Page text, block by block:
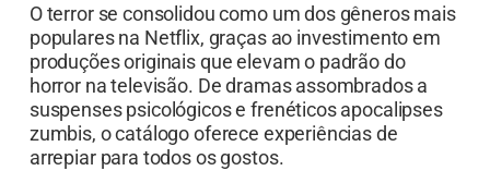
O terror se consolidou como um dos gêneros mais
populares na Netflix, graças ao investimento em
produções originais que elevam o padrão do
horror na televisão. De dramas assombrados a
suspenses psicológicos e frenéticos apocalipses
zumbis, o catálogo oferece experiências de
arrepiar para todos os gostos.